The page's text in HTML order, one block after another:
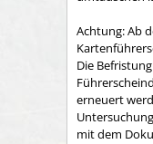
Achtung: Ab
Die
erneuert
mit dem